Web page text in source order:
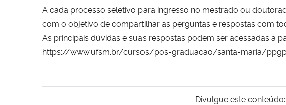
A cada processo seletivo para ingresso no mestrado ou
com o objetivo de compartilhar as perguntas e respostas com
As principais dúvidas e suas respostas podem ser acessadas a
https://www.ufsm.br/cursos/pos-graduacao/santa-maria/
Divulgue este conteúdo: